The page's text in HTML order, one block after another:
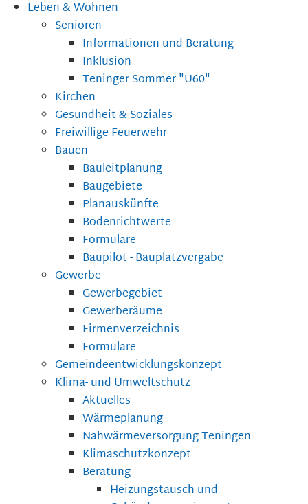
Leben & Wohnen
Senioren
Informationen und Beratung
Inklusion
Teninger Sommer "Ü60"
Kirchen
Gesundheit & Soziales
Freiwillige Feuerwehr
Bauen
Bauleitplanung
Baugebiete
Planauskünfte
Bodenrichtwerte
Formulare
Baupilot - Bauplatzvergabe
Gewerbe
Gewerbegebiet
Gewerberäume
Firmenverzeichnis
Formulare
Gemeindeentwicklungskonzept
Klima- und Umweltschutz
Aktuelles
Wärmeplanung
Nahwärmeversorgung Teningen
Klimaschutzkonzept
Beratung
Heizungstausch und